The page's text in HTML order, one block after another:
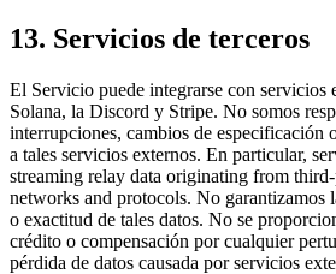
13. Servicios de terceros
El Servicio puede integrarse con servicios
Solana, la Discord y Stripe. No somos
interrupciones, cambios de especificación
a tales servicios externos. En particular,
streaming relay data originating from
networks and protocols. No garantizamos
o exactitud de tales datos. No se
crédito o compensación por cualquier
pérdida de datos causada por servicios